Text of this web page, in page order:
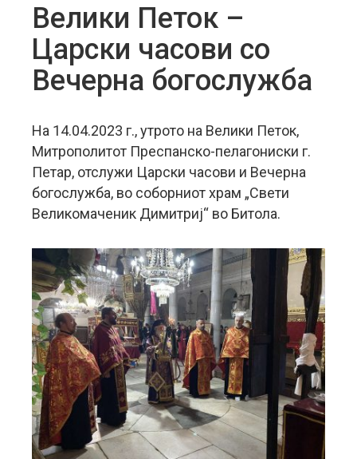
Велики Петок –
Царски часови со
Вечерна богослужба
На 14.04.2023 г., утрото на Велики Петок,
Митрополитот Преспанско-пелагониски г.
Петар, отслужи Царски часови и Вечерна
богослужба, во соборниот храм „Свети
Великомаченик Димитриј“ во Битола.